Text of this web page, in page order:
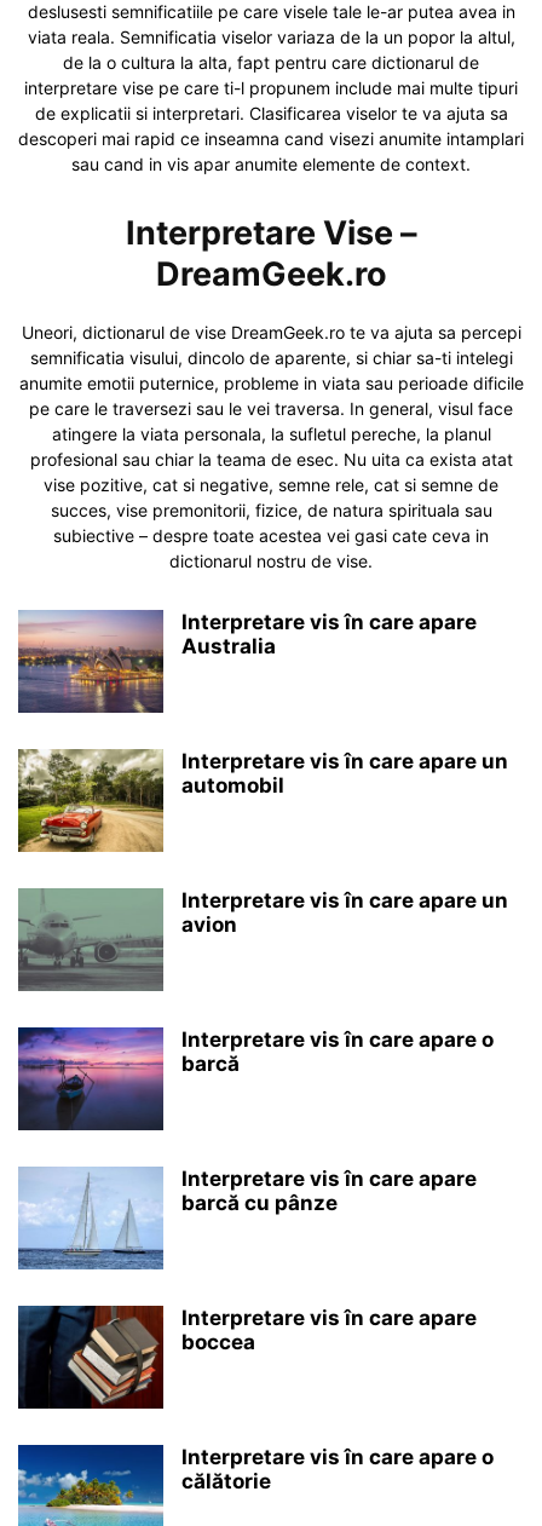
deslusesti semnificatiile pe care visele tale le-ar putea avea in
viata reala. Semnificatia viselor variaza de la un popor la altul,
de la o cultura la alta, fapt pentru care dictionarul de
interpretare vise pe care ti-l propunem include mai multe tipuri
de explicatii si interpretari. Clasificarea viselor te va ajuta sa
descoperi mai rapid ce inseamna cand visezi anumite intamplari
sau cand in vis apar anumite elemente de context.
Interpretare Vise –
DreamGeek.ro
Uneori, dictionarul de vise DreamGeek.ro te va ajuta sa percepi
semnificatia visului, dincolo de aparente, si chiar sa-ti intelegi
anumite emotii puternice, probleme in viata sau perioade dificile
pe care le traversezi sau le vei traversa. In general, visul face
atingere la viata personala, la sufletul pereche, la planul
profesional sau chiar la teama de esec. Nu uita ca exista atat
vise pozitive, cat si negative, semne rele, cat si semne de
succes, vise premonitorii, fizice, de natura spirituala sau
subiective – despre toate acestea vei gasi cate ceva in
dictionarul nostru de vise.
Interpretare vis în care apare
Australia
Interpretare vis în care apare un
automobil
Interpretare vis în care apare un
avion
Interpretare vis în care apare o
barcă
Interpretare vis în care apare
barcă cu pânze
Interpretare vis în care apare
boccea
Interpretare vis în care apare o
călătorie